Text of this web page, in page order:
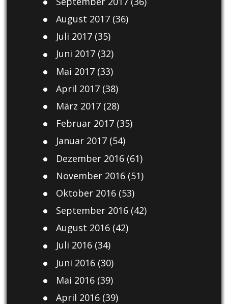
August 2017(36)
Juli 2017(35)
Juni 2017(32)
Mai 2017(33)
April 2017(38)
März 2017(28)
Februar 2017(35)
Januar 2017(54)
Dezember 2016(61)
November 2016(51)
Oktober 2016(53)
September 2016(42)
August 2016(42)
Juli 2016(34)
Juni 2016(30)
Mai 2016(39)
April 2016(39)